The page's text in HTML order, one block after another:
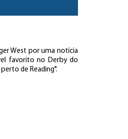
West por uma notícia
favorito no Derby do
de Reading".